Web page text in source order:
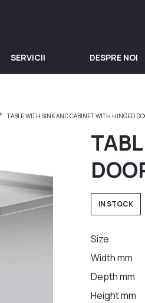
SERVICII DESPRE NOI
Chiuvete din Inox
Rafturi din Inox
Dulapuri din Inox
Hote din Inox
TABLE WITH SINK AND CABINET WITH HINGED
IN STOCK
Size
Width mm
Depth mm
Height mm